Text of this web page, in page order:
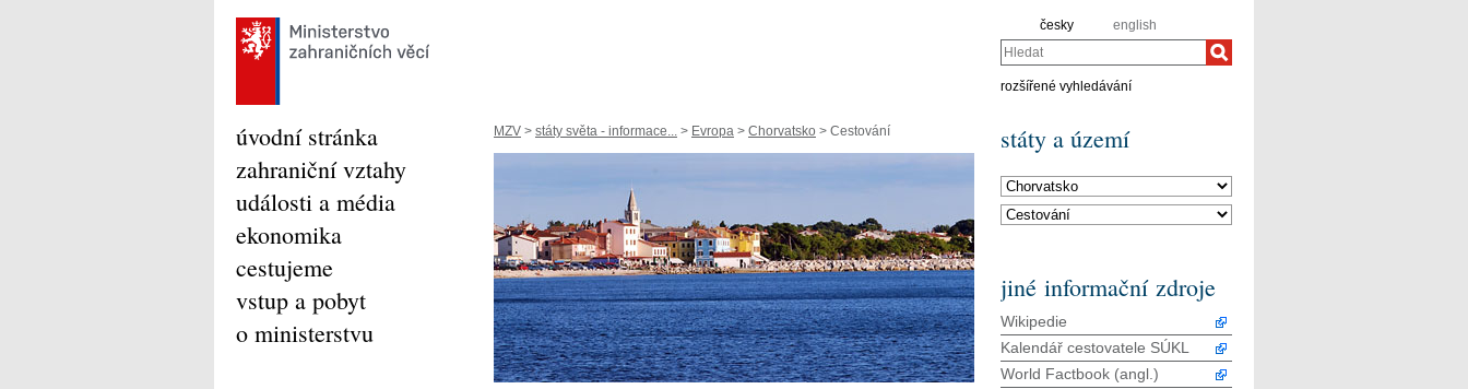
česky english
Hledat
rozšířené vyhledávání
MZV > státy světa - informace... > Evropa > Chorvatsko > Cestování
úvodní stránka
zahraniční vztahy
události a média
ekonomika
cestujeme
vstup a pobyt
o ministerstvu
státy a území
jiné informační zdroje
Wikipedie
Kalendář cestovatele SÚKL
World Factbook (angl.)